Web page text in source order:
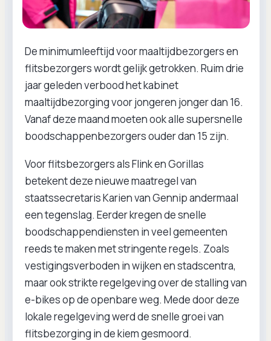
De minimumleeftijd voor maaltijdbezorgers en
flitsbezorgers wordt gelijk getrokken. Ruim drie
jaar geleden verbood het kabinet
maaltijdbezorging voor jongeren jonger dan 16.
Vanaf deze maand moeten ook alle supersnelle
boodschappenbezorgers ouder dan 15 zijn.
Voor flitsbezorgers als Flink en Gorillas
betekent deze nieuwe maatregel van
staatssecretaris Karien van Gennip andermaal
een tegenslag. Eerder kregen de snelle
boodschappendiensten in veel gemeenten
reeds te maken met stringente regels. Zoals
vestigingsverboden in wijken en stadscentra,
maar ook strikte regelgeving over de stalling van
e-bikes op de openbare weg. Mede door deze
lokale regelgeving werd de snelle groei van
flitsbezorging in de kiem gesmoord.